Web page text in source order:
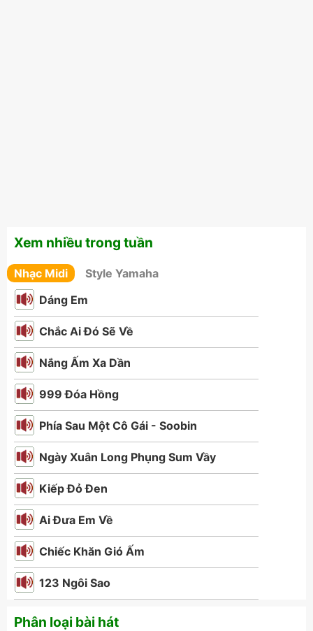
Xem nhiều trong tuần
Nhạc Midi
Style Yamaha
Dáng Em
Chắc Ai Đó Sẽ Về
Nắng Ấm Xa Dần
999 Đóa Hồng
Phía Sau Một Cô Gái - Soobin
Ngày Xuân Long Phụng Sum Vầy
Kiếp Đỏ Đen
Ai Đưa Em Về
Chiếc Khăn Gió Ấm
123 Ngôi Sao
Phân loại bài hát